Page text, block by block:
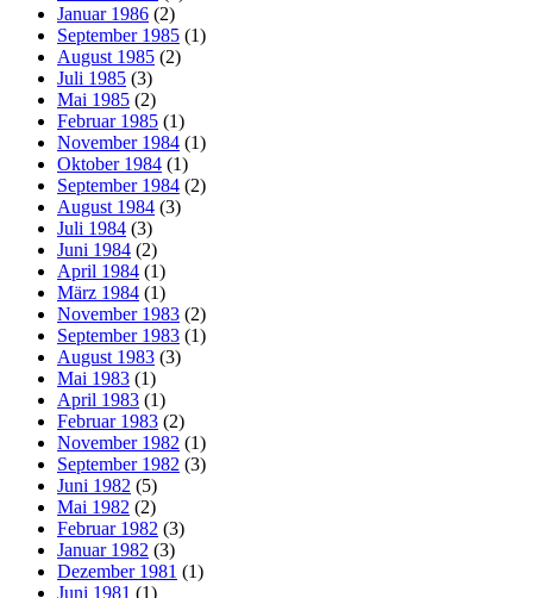
Januar 1986 (2)
September 1985 (1)
August 1985 (2)
Juli 1985 (3)
Mai 1985 (2)
Februar 1985 (1)
November 1984 (1)
Oktober 1984 (1)
September 1984 (2)
August 1984 (3)
Juli 1984 (3)
Juni 1984 (2)
April 1984 (1)
März 1984 (1)
November 1983 (2)
September 1983 (1)
August 1983 (3)
Mai 1983 (1)
April 1983 (1)
Februar 1983 (2)
November 1982 (1)
September 1982 (3)
Juni 1982 (5)
Mai 1982 (2)
Februar 1982 (3)
Januar 1982 (3)
Dezember 1981 (1)
Juni 1981 (1)